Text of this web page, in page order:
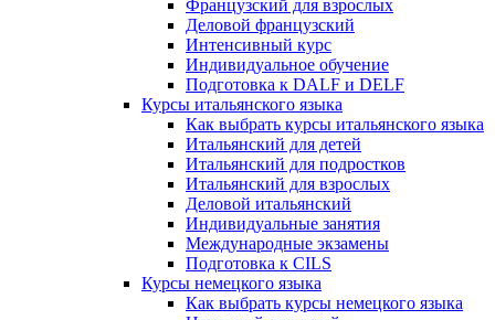
Французский для взрослых
Деловой французский
Интенсивный курс
Индивидуальное обучение
Подготовка к DALF и DELF
Курсы итальянского языка
Как выбрать курсы итальянского языка
Итальянский для детей
Итальянский для подростков
Итальянский для взрослых
Деловой итальянский
Индивидуальные занятия
Международные экзамены
Подготовка к CILS
Курсы немецкого языка
Как выбрать курсы немецкого языка